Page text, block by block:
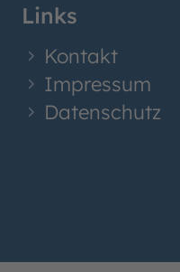
Links
Kontakt
Impressum
Datenschutz